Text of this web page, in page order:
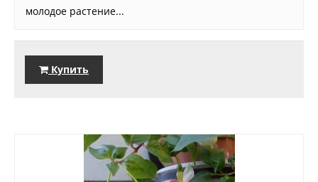
молодое растение...
Купить